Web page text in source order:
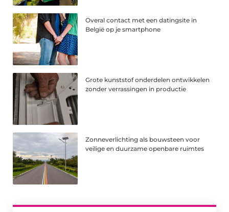
Overal contact met een datingsite in
België op je smartphone
Grote kunststof onderdelen ontwikkelen
zonder verrassingen in productie
Zonneverlichting als bouwsteen voor
veilige en duurzame openbare ruimtes